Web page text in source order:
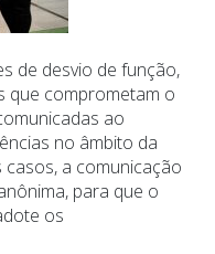
de desvio de função,
que comprometam o
ao
no âmbito da
a comunicação
para que o
os